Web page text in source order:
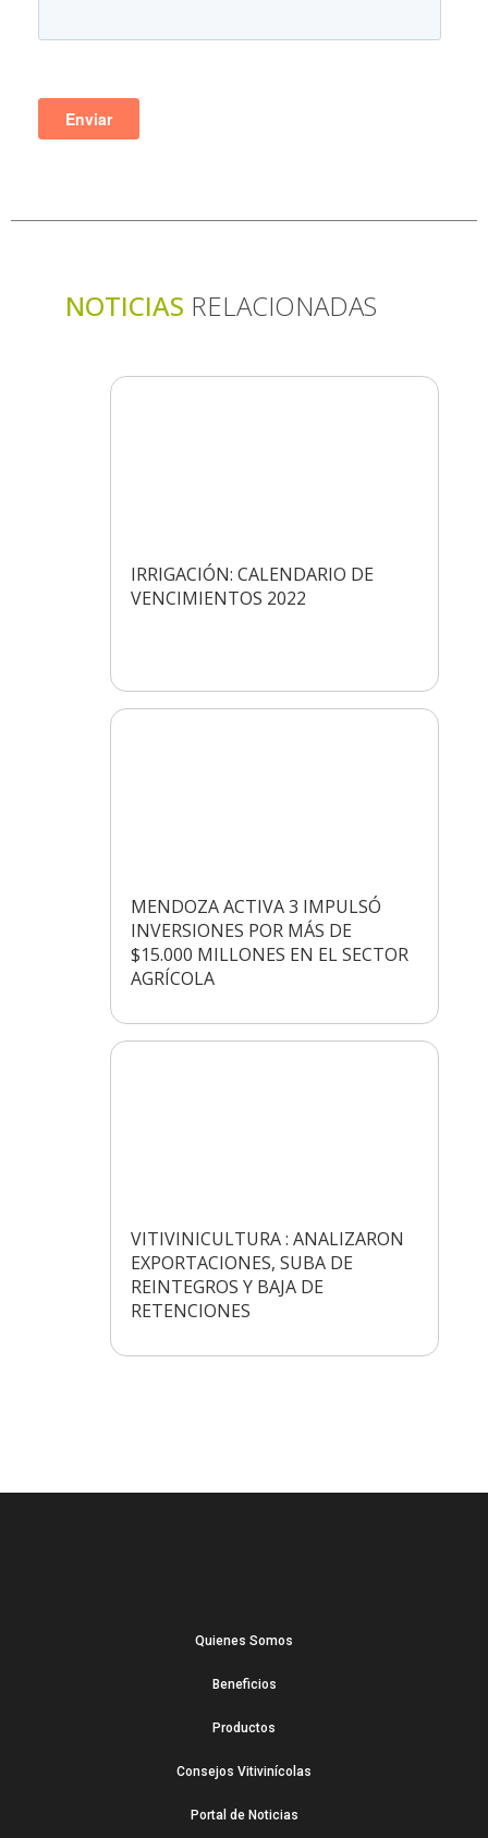
NOTICIAS RELACIONADAS
IRRIGACIÓN: CALENDARIO DE
VENCIMIENTOS 2022
MENDOZA ACTIVA 3 IMPULSÓ
INVERSIONES POR MÁS DE
$15.000 MILLONES EN EL SECTOR
AGRÍCOLA
VITIVINICULTURA : ANALIZARON
EXPORTACIONES, SUBA DE
REINTEGROS Y BAJA DE
RETENCIONES
Quienes Somos
Beneficios
Productos
Consejos Vitivinícolas
Portal de Noticias